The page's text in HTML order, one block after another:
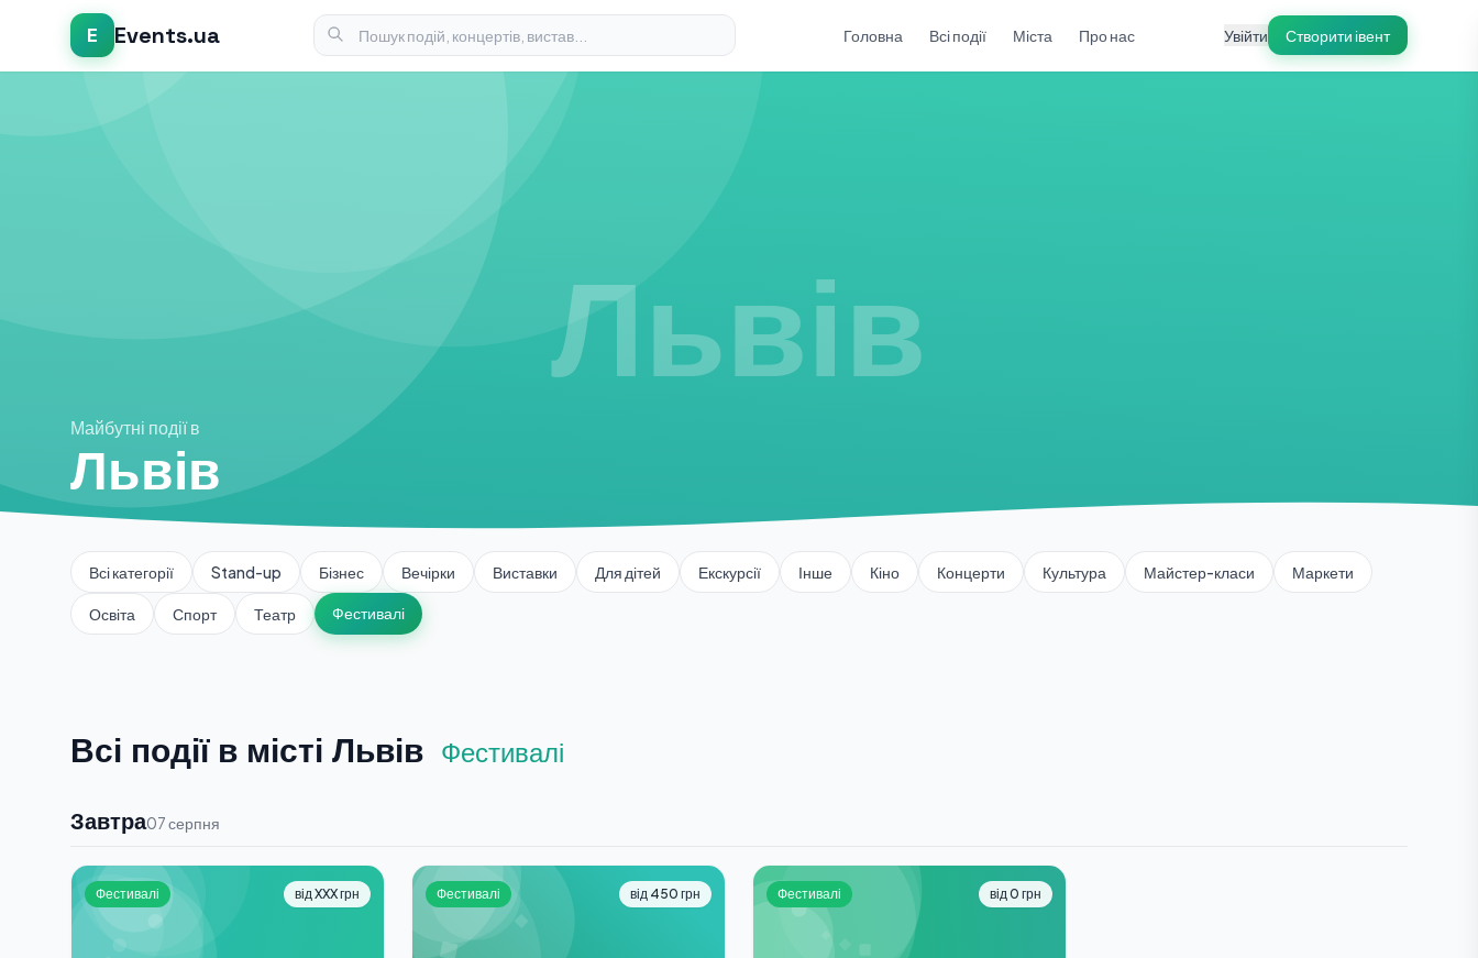
E Events.ua Головна Всі події Міста Про нас Увійти Створити івент
Майбутні події в
Львів
Всі категорії Stand-up Бізнес Вечірки Виставки Для дітей Екскурсії Інше Кіно Концерти Культура Майстер-класи Маркети
Освіта Спорт Театр Фестивалі
Всі події в місті Львів Фестивалі
Завтра07 серпня
Фестивалі від XXX грн Фестивалі від 450 грн Фестивалі від 0 грн